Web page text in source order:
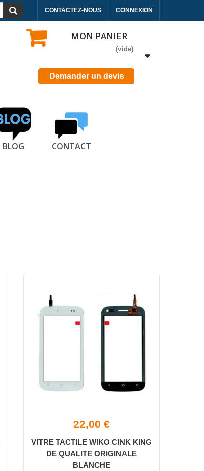
CONNEXION
CONTACTEZ-NOUS
MON PANIER
(vide)
Demander un devis
BLOG CONTACT
22,00 €
VITRE TACTILE WIKO CINK KING
DE QUALITE ORIGINALE
BLANCHE